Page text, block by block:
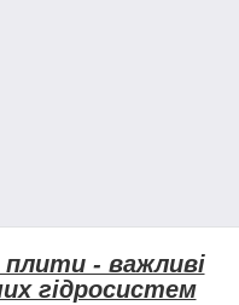
плити - важливі
гідросистем